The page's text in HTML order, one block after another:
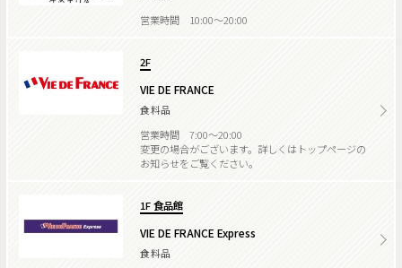
営業時間 10:00～20:00
2F
VIE DE FRANCE
食料品
営業時間 7:00～20:00
変更の場合がございます。詳しくはトップページの
お知らせをご覧ください。
1F 食品館
VIE DE FRANCE Express
食料品